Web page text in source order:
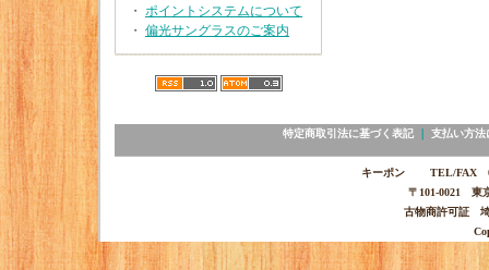
・ ポイントシステムについて
・ 偏光サングラスのご案内
特定商取引法に基づく表記｜ 支払い方法
キーポン TEL/FAX
〒101-0021 東
古物商許可証